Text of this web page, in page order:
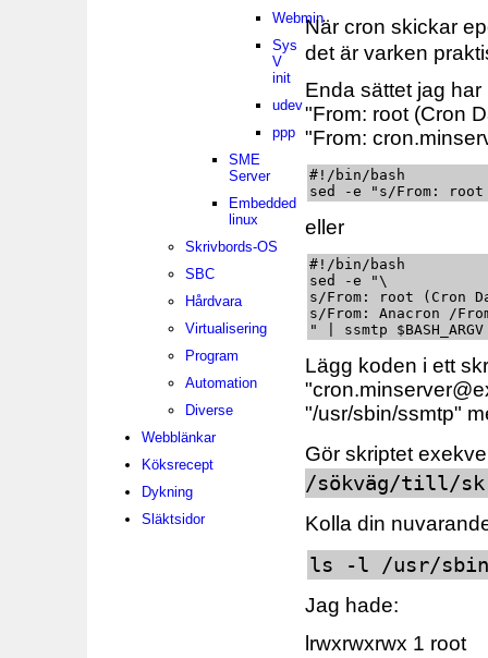
Webmin
Sys
V
init
udev
ppp
SME
Server
Embedded
linux
Skrivbords-OS
SBC
Hårdvara
Virtualisering
Program
Automation
Diverse
Webblänkar
Köksrecept
Dykning
Släktsidor
När cron skickar
det är varken
Enda sättet jag
"From: root (Cron
"From:
#!/bin/bash
sed -e "s/From: root
eller
#!/bin/bash
sed -e "\
s/From: root (Cron
s/From: Anacron /
" | ssmtp $BASH_ARGV
Lägg koden i ett
"/usr/sbin/ssmtp"
Gör skriptet
/sökväg/till/
Kolla din
ls -l /usr/sbin
Jag hade:
lrwxrwxrwx 1